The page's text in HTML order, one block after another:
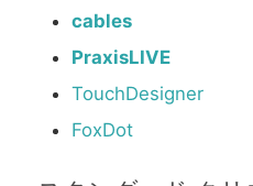
cables
PraxisLIVE
TouchDesigner
FoxDot